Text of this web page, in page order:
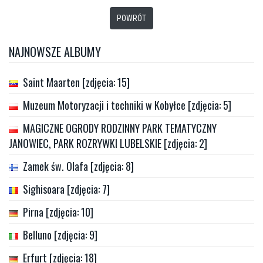
POWRÓT
NAJNOWSZE ALBUMY
Saint Maarten [zdjęcia: 15]
Muzeum Motoryzacji i techniki w Kobyłce [zdjęcia: 5]
MAGICZNE OGRODY RODZINNY PARK TEMATYCZNY
JANOWIEC, PARK ROZRYWKI LUBELSKIE [zdjęcia: 2]
Zamek św. Olafa [zdjęcia: 8]
Sighisoara [zdjęcia: 7]
Pirna [zdjęcia: 10]
Belluno [zdjęcia: 9]
Erfurt [zdjęcia: 18]